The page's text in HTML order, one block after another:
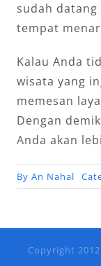
sudah
tempat
Kalau Anda
wisata yang
memesan
Dengan
Anda akan
By An Nahal
Copyright